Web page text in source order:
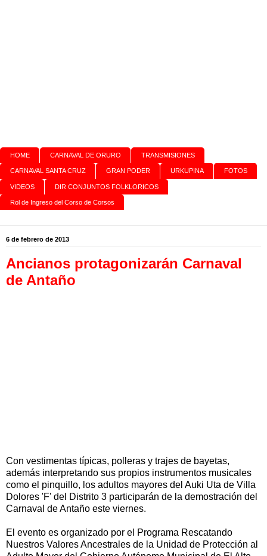
HOME CARNAVAL DE ORURO TRANSMISIONES
CARNAVAL SANTA CRUZ GRAN PODER URKUPINA FOTOS
VIDEOS DIR CONJUNTOS FOLKLORICOS
Rol de Ingreso del Corso de Corsos
6 de febrero de 2013
Ancianos protagonizarán Carnaval
de Antaño
Con vestimentas típicas, polleras y trajes de bayetas,
además interpretando sus propios instrumentos musicales
como el pinquillo, los adultos mayores del Auki Uta de Villa
Dolores 'F' del Distrito 3 participarán de la demostración del
Carnaval de Antaño este viernes.
El evento es organizado por el Programa Rescatando
Nuestros Valores Ancestrales de la Unidad de Protección al